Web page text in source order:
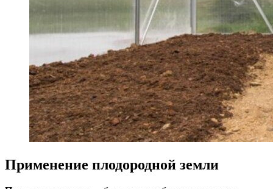
Применение плодородной земли